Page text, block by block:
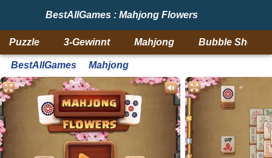
BestAllGames : Mahjong Flowers
Puzzle 3-Gewinnt Mahjong Bubble Shooter
BestAllGames Mahjong